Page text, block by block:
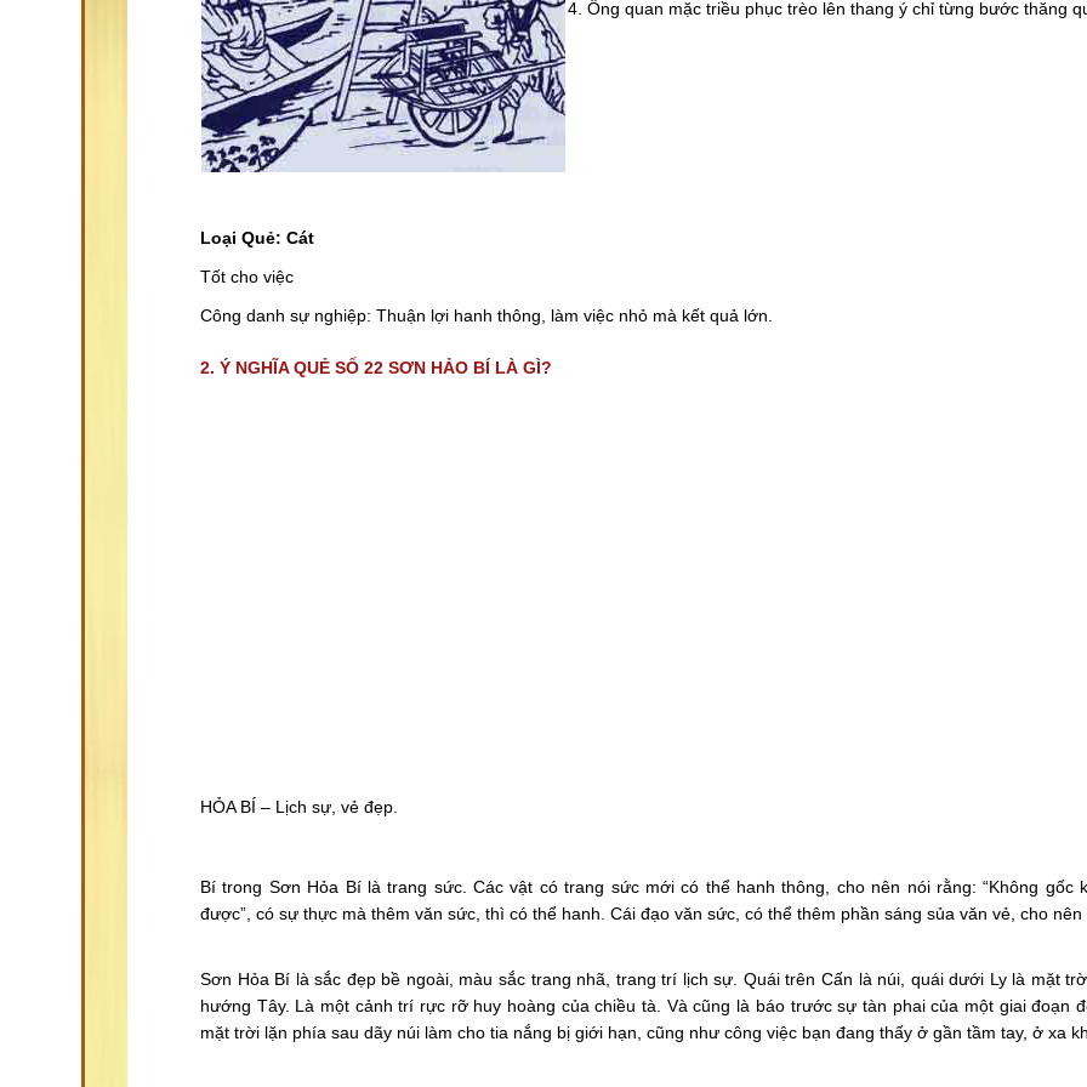
4. Ông quan mặc triều phục trèo lên thang ý chỉ từng bước thăng
Loại Quẻ: Cát
Tốt cho việc
Công danh sự nghiệp: Thuận lợi hanh thông, làm việc nhỏ mà kết quả lớn.
2. Ý NGHĨA QUẺ SỐ 22 SƠN HẢO BÍ LÀ GÌ?
HỎA BÍ – Lịch sự, vẻ đẹp.
Bí trong Sơn Hỏa Bí là trang sức. Các vật có trang sức mới có thể hanh thông, cho nên nói rằng: “Không gốc
được”, có sự thực mà thêm văn sức, thì có thể hanh. Cái đạo văn sức, có thể thêm phần sáng sủa văn vẻ, cho
Sơn Hỏa Bí là sắc đẹp bề ngoài, màu sắc trang nhã, trang trí lịch sự. Quái trên Cấn là núi, quái dưới Ly là mặt
hướng Tây. Là một cảnh trí rực rỡ huy hoàng của chiều tà. Và cũng là báo trước sự tàn phai của một giai đoạn
mặt trời lặn phía sau dãy núi làm cho tia nắng bị giới hạn, cũng như công việc bạn đang thấy ở gần tầm tay, ở xa